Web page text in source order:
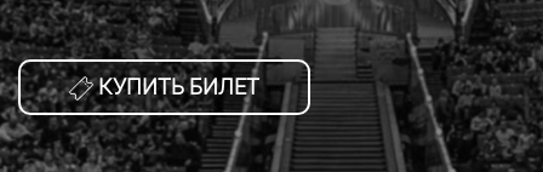
КУПИТЬ БИЛЕТ